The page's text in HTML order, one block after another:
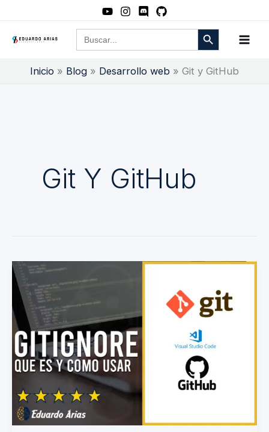
contenido
Buscar: Botón de búsqueda
Inicio Blog Desarrollo web Git y GitHub
Git Y GitHub
Gitignore:
qué
es
y
cómo
usar